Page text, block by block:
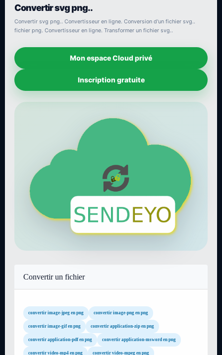
Convertir svg png..
Convertir svg png.. Convertisseur en ligne. Conversion d'un fichier svg..
fichier png. Convertisseur en ligne. Transformer un fichier svg..
Mon espace Cloud privé
Inscription gratuite
Convertir un fichier
convertir image-jpeg en png convertir image-png en png
convertir image-gif en png convertir application-zip en png
convertir application-pdf en png convertir application-msword en png
convertir video-mp4 en png convertir video-mpeg en png